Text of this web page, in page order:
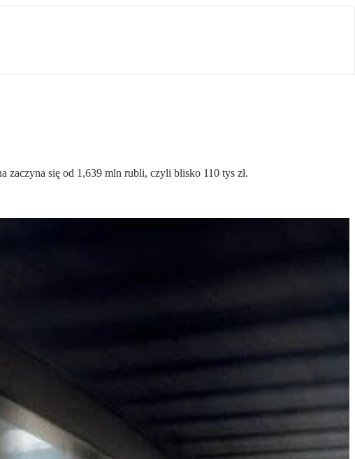
się od 1,639 mln rubli, czyli blisko 110 tys zł.